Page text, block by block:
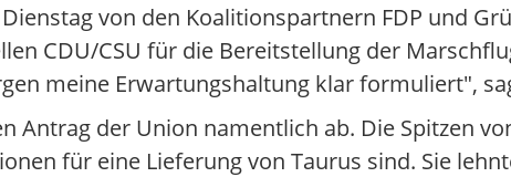
von den Koalitionspartnern FDP und
CDU/CSU für die Bereitstellung der
meine Erwartungshaltung klar formuliert",
der Union namentlich ab. Die Spitzen
für eine Lieferung von Taurus sind. Sie